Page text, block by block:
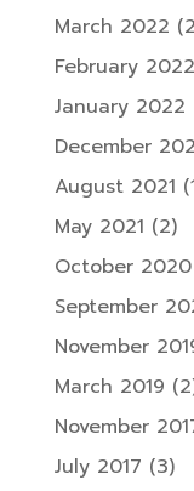
March 2022
February 2022
January 2022
December
August 2021
May 2021 (2)
October 2020
September
November
March 2019
November
July 2017 (3)